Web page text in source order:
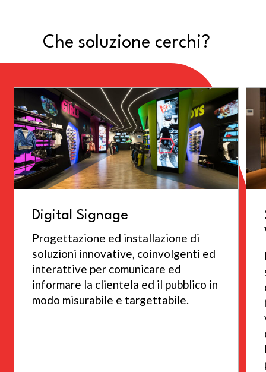
Che soluzione cerchi?
Digital Signage
Progettazione ed installazione di
soluzioni innovative, coinvolgenti ed
interattive per comunicare ed
informare la clientela ed il pubblico in
modo misurabile e targettabile.